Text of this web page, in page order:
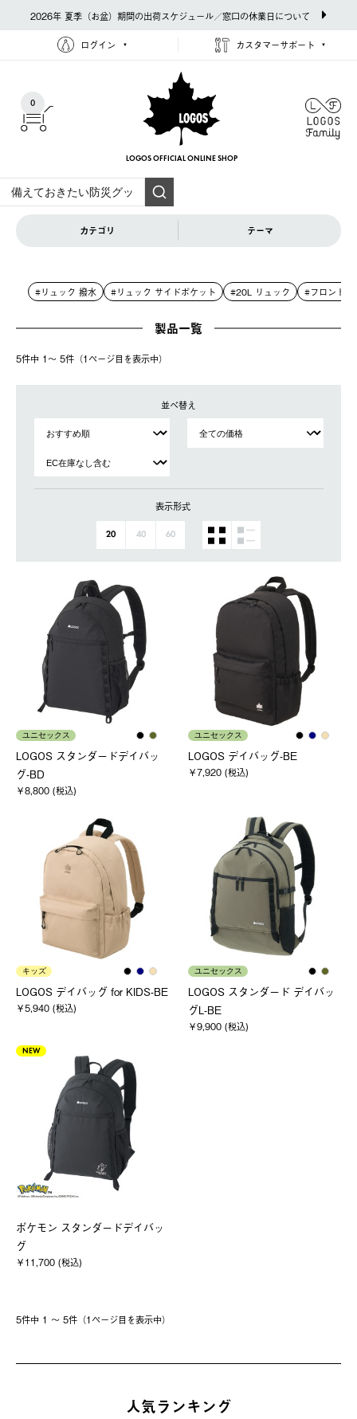
2026年 夏季（お盆）期間の出荷スケジュール／窓口の休業日について
ログイン カスタマーサポート
0
LOGOS OFFICIAL ONLINE SHOP
カテゴリ テーマ
#リュック 撥水 #リュック サイドポケット #20L リュック #フロントポ
製品一覧
5件中 1〜 5件（1ページ⽬を表⽰中）
並べ替え
表示形式
20 40 60
ユニセックス
LOGOS スタンダードデイバッ
グ-BD
￥8,800 (税込)
ユニセックス
LOGOS デイバッグ-BE
￥7,920 (税込)
キッズ
LOGOS デイバッグ for KIDS-BE
￥5,940 (税込)
ユニセックス
LOGOS スタンダード デイバッ
グL-BE
￥9,900 (税込)
NEW
ポケモン スタンダードデイバッ
グ
￥11,700 (税込)
5件中 1 〜 5件（1ページ⽬を表⽰中）
人気ランキング